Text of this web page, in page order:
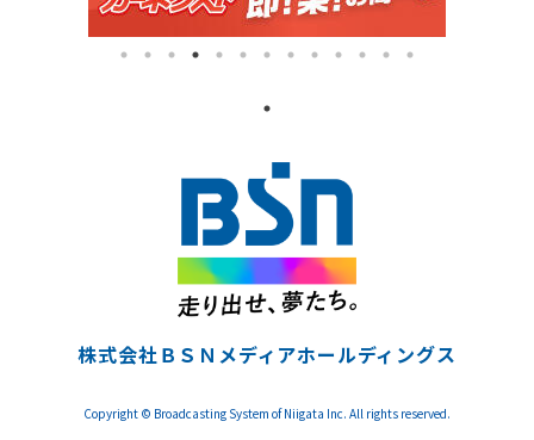
株式会社ＢＳＮメディアホールディングス
Copyright © Broadcasting System of Niigata Inc. All rights reserved.